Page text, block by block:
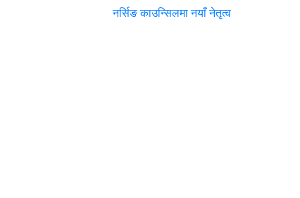
नर्सिङ काउन्सिलमा नयाँ नेतृत्व